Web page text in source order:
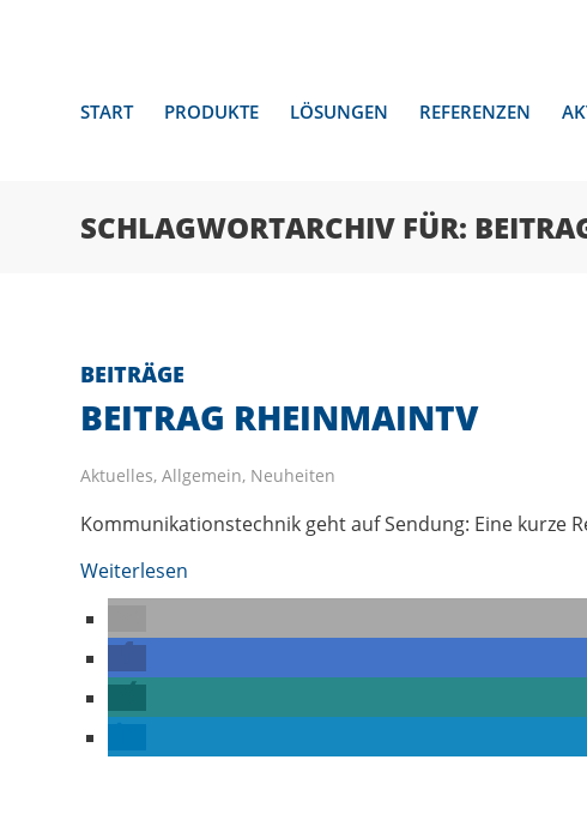
START PRODUKTE LÖSUNGEN REFERENZEN
SCHLAGWORTARCHIV FÜR:
BEITRÄGE
BEITRAG RHEINMAINTV
Aktuelles, Allgemein, Neuheiten
Kommunikationstechnik geht auf Sendung: Eine kurze
Weiterlesen